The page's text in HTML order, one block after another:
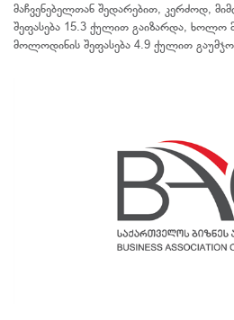
მაჩვენებელთან შედარებით, კერძოდ,
შეფასება 15.3 ქულით გაიზარდა, ხოლო
მოლოდინის შეფასება 4.9 ქულით